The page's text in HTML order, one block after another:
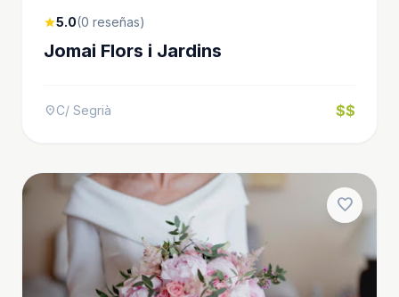
star5.0(0 reseñas)
Jomai Flors i Jardins
location_onC/ Segrià $$
favorite